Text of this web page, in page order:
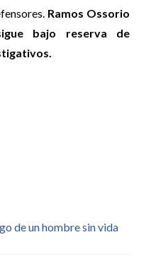
Ramos Ossorio
bajo reserva de
de un hombre sin vida